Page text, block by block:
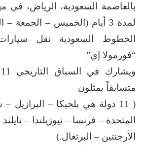
بالعاصمة السعودية، الرياض، في
لمدة 3 أيام (الخميس –
الخطوط السعودية نقل
“فورمولا إي”
متسابقاً يمثلون
( 11 دولة هي بلجيكا –
المتحدة – فرنسا – نيوزيلندا –
الأرجنتين – البرتغال.)